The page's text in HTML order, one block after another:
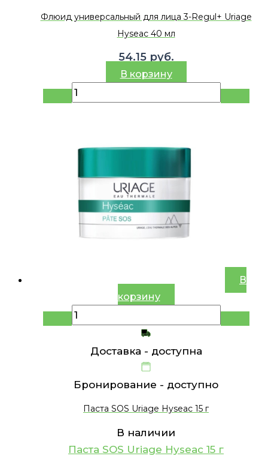
Флюид универсальный для лица 3-Regul+ Uriage
Hyseac 40 мл
54.15 руб.
В корзину
В
корзину
Доставка - доступна
Бронирование - доступно
Паста SOS Uriage Hyseac 15 г
В наличии
Паста SOS Uriage Hyseac 15 г